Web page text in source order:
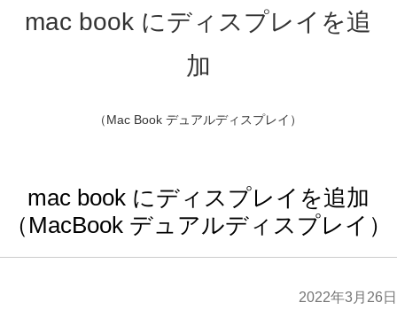
mac book にディスプレイを追加
（MacBook デュアルディスプレイ）
2022年3月26日